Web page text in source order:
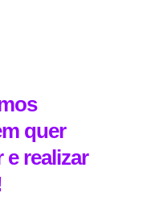
quer
e realizar